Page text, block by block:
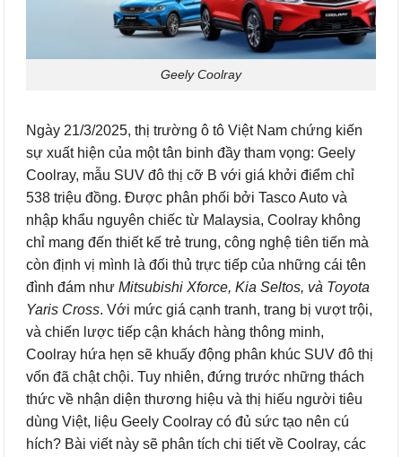
Geely Coolray
Ngày 21/3/2025, thị trường ô tô Việt Nam chứng kiến
sự xuất hiện của một tân binh đầy tham vọng: Geely
Coolray, mẫu SUV đô thị cỡ B với giá khởi điểm chỉ
538 triệu đồng. Được phân phối bởi Tasco Auto và
nhập khẩu nguyên chiếc từ Malaysia, Coolray không
chỉ mang đến thiết kế trẻ trung, công nghệ tiên tiến mà
còn định vị mình là đối thủ trực tiếp của những cái tên
đình đám như Mitsubishi Xforce, Kia Seltos, và Toyota
Yaris Cross. Với mức giá cạnh tranh, trang bị vượt trội,
và chiến lược tiếp cận khách hàng thông minh,
Coolray hứa hẹn sẽ khuấy động phân khúc SUV đô thị
vốn đã chật chội. Tuy nhiên, đứng trước những thách
thức về nhận diện thương hiệu và thị hiếu người tiêu
dùng Việt, liệu Geely Coolray có đủ sức tạo nên cú
hích? Bài viết này sẽ phân tích chi tiết về Coolray, các